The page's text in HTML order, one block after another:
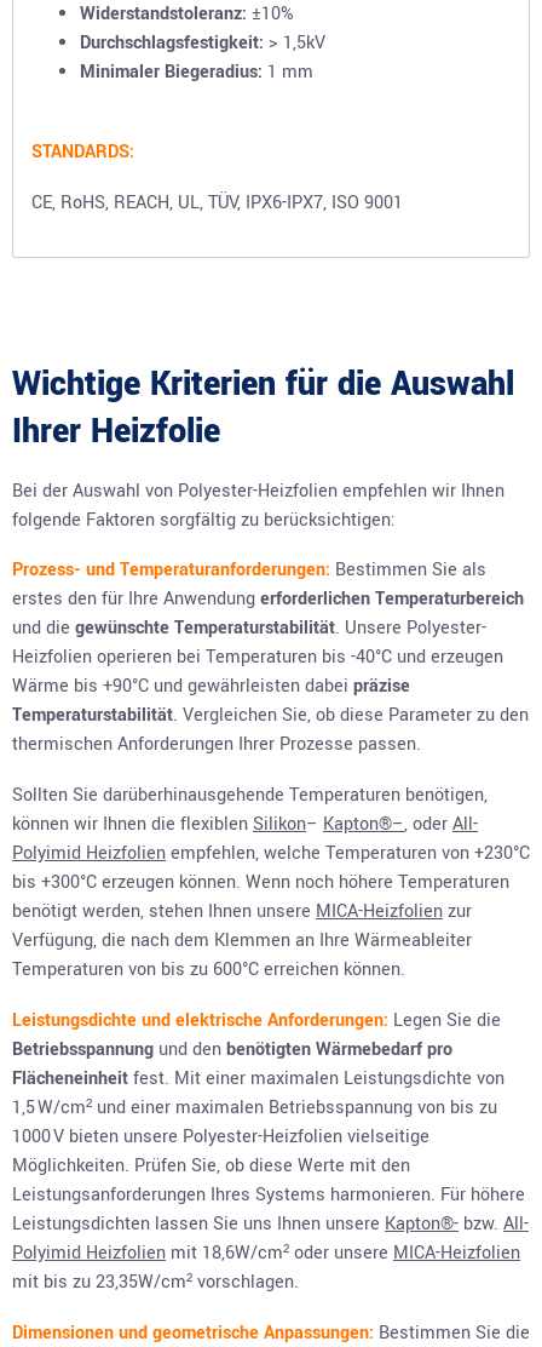
Widerstandstoleranz: ±10%
Durchschlagsfestigkeit: > 1,5kV
Minimaler Biegeradius: 1 mm
STANDARDS:
CE, RoHS, REACH, UL, TÜV, IPX6-IPX7, ISO 9001
Wichtige Kriterien für die Auswahl
Ihrer Heizfolie
Bei der Auswahl von Polyester-Heizfolien empfehlen wir Ihnen
folgende Faktoren sorgfältig zu berücksichtigen:
Prozess- und Temperaturanforderungen: Bestimmen Sie als
erstes den für Ihre Anwendungerforderlichen Temperaturbereich
und die gewünschte Temperaturstabilität. Unsere Polyester-
Heizfolien operieren bei Temperaturen bis -40°C und erzeugen
Wärme bis +90°C und gewährleisten dabei präzise
Temperaturstabilität. Vergleichen Sie, ob diese Parameter zu den
thermischen Anforderungen Ihrer Prozesse passen.
Sollten Sie darüberhinausgehende Temperaturen benötigen,
können wir Ihnen die flexiblenSilikon– Kapton®–, oderAll-
Polyimid Heizfolienempfehlen, welche Temperaturen von +230°C
bis +300°C erzeugen können. Wenn noch höhere Temperaturen
benötigt werden, stehen Ihnen unsere MICA-Heizfolienzur
Verfügung, die nach dem Klemmen an Ihre Wärmeableiter
Temperaturen von bis zu 600°C erreichen können.
Leistungsdichte und elektrische Anforderungen: Legen Sie die
Betriebsspannung und denbenötigten Wärmebedarf pro
Flächeneinheitfest. Mit einer maximalen Leistungsdichte von
1,5 W/cm² und einer maximalen Betriebsspannung von bis zu
1000 V bieten unsere Polyester-Heizfolien vielseitige
Möglichkeiten. Prüfen Sie, ob diese Werte mit den
Leistungsanforderungen Ihres Systems harmonieren. Für höhere
Leistungsdichten lassen Sie uns Ihnen unsere Kapton®- bzw. All-
Polyimid Heizfolien mit 18,6W/cm² oder unsere MICA-Heizfolien
mit bis zu 23,35W/cm² vorschlagen.
Dimensionen und geometrische Anpassungen: Bestimmen Sie die